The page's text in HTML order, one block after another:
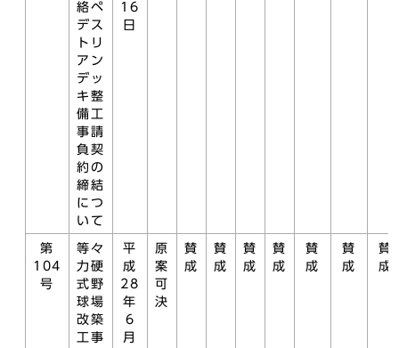
絡ペ
デス
トリ
アン
デッ
キ整
備工
事請
負契
約の
締結
につ
いて
16
日
第
104
号
等々
力硬
式野
球場
改築
工事
平
成
28
年
6
月
原
案
可
決
賛
成
賛
成
賛
成
賛
成
賛
成
賛
成
賛
成